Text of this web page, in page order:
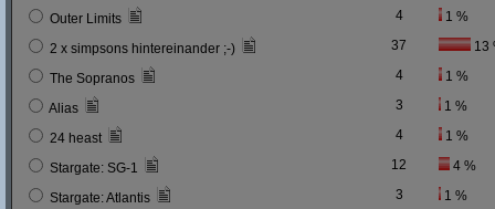
Outer Limits 4 1 %
2 x simpsons hintereinander ;-) 37 13
The Sopranos 4 1 %
Alias 3 1 %
24 heast 4 1 %
Stargate: SG-1 12 4 %
Stargate: Atlantis 3 1 %